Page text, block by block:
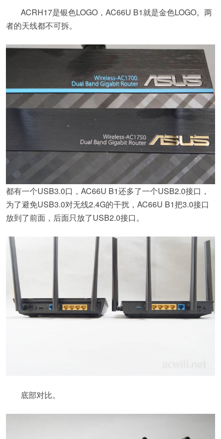
ACRH17是银色LOGO，AC66U B1就是金色LOGO。两
者的天线都不可拆。
都有一个USB3.0口，AC66U B1还多了一个USB2.0接口，
为了避免USB3.0对无线2.4G的干扰，AC66U B1把3.0接口
放到了前面，后面只放了USB2.0接口。
底部对比。